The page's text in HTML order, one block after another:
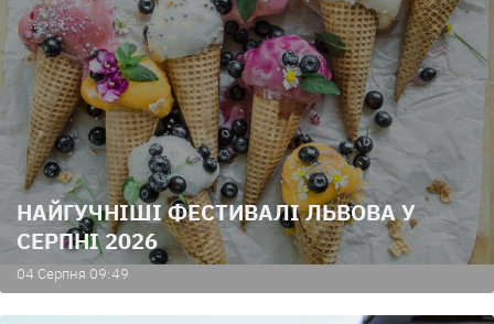
НАЙГУЧНІШІ ФЕСТИВАЛІ ЛЬВОВА У
СЕРПНІ 2026
04 Серпня 09:49